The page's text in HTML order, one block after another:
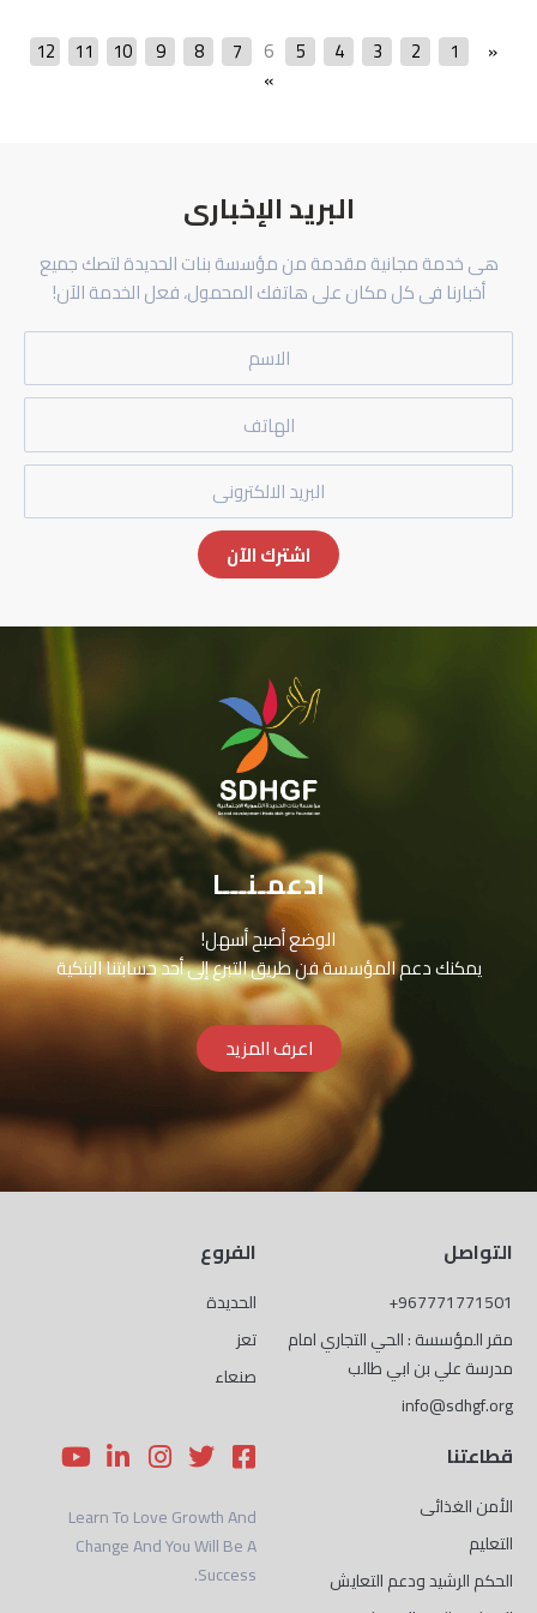
«
1
2
3
4
5
6
7
8
9
10
11
12
»
البريد الإخبارى
هى خدمة مجانية مقدمة من مؤسسة بنات الحديدة لتصك جميع
أخبارنا فى كل مكان على هاتفك المحمول، فعل الخدمة الآن!
الاسم
البريد
اشترك الآن
ادعمـنـــا
الوضع أصبح أسهل!
يمكنك دعم المؤسسة فن طريق التبرع إلى أحد حسابتنا البنكية
اعرف المزيد
التواصل
967771771501+
مقر المؤسسة : الحي التجاري امام
مدرسة علي بن ابي طالب
info@sdhgf.org
الفروع
الحديدة
تعز
صنعاء
قطاعتنا
الأمن الغذائى
التعليم
الحكم الرشيد ودعم التعايش
F
a
c
e
b
o
T
w
i
t
t
e
I
n
s
t
a
L
i
n
k
e
Y
o
u
t
u
Learn To Love Growth And
Change And You Will Be A
Success.